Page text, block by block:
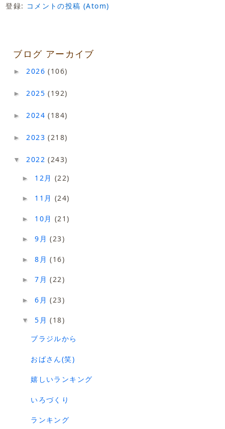
登録: コメントの投稿 (Atom)
ブログ アーカイブ
► 2026(106)
► 2025(192)
► 2024(184)
► 2023(218)
▼ 2022(243)
► 12月 (22)
► 11月 (24)
► 10月 (21)
►9月(23)
►8月(16)
►7月(22)
►6月(23)
▼5月(18)
ブラジルから
おばさん(笑)
嬉しいランキング
いろづくり
ランキング